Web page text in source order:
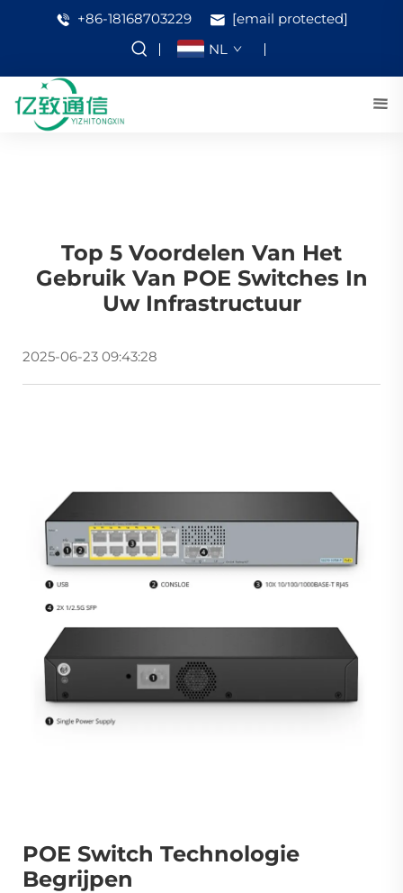
+86-18168703229
[email protected]
NL
Top 5 Voordelen Van Het
Gebruik Van POE Switches In
Uw Infrastructuur
2025-06-23 09:43:28
POE Switch Technologie
Begrijpen